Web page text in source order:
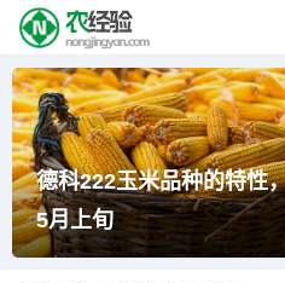
德科222玉米品种的特性
5月上旬